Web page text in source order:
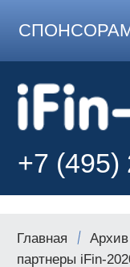
+7 (495)
Главная Архив
партнеры iFin-